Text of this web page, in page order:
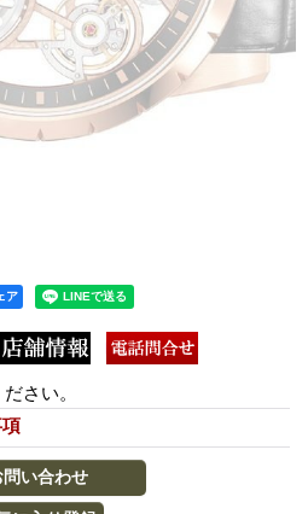
ア
ださい。